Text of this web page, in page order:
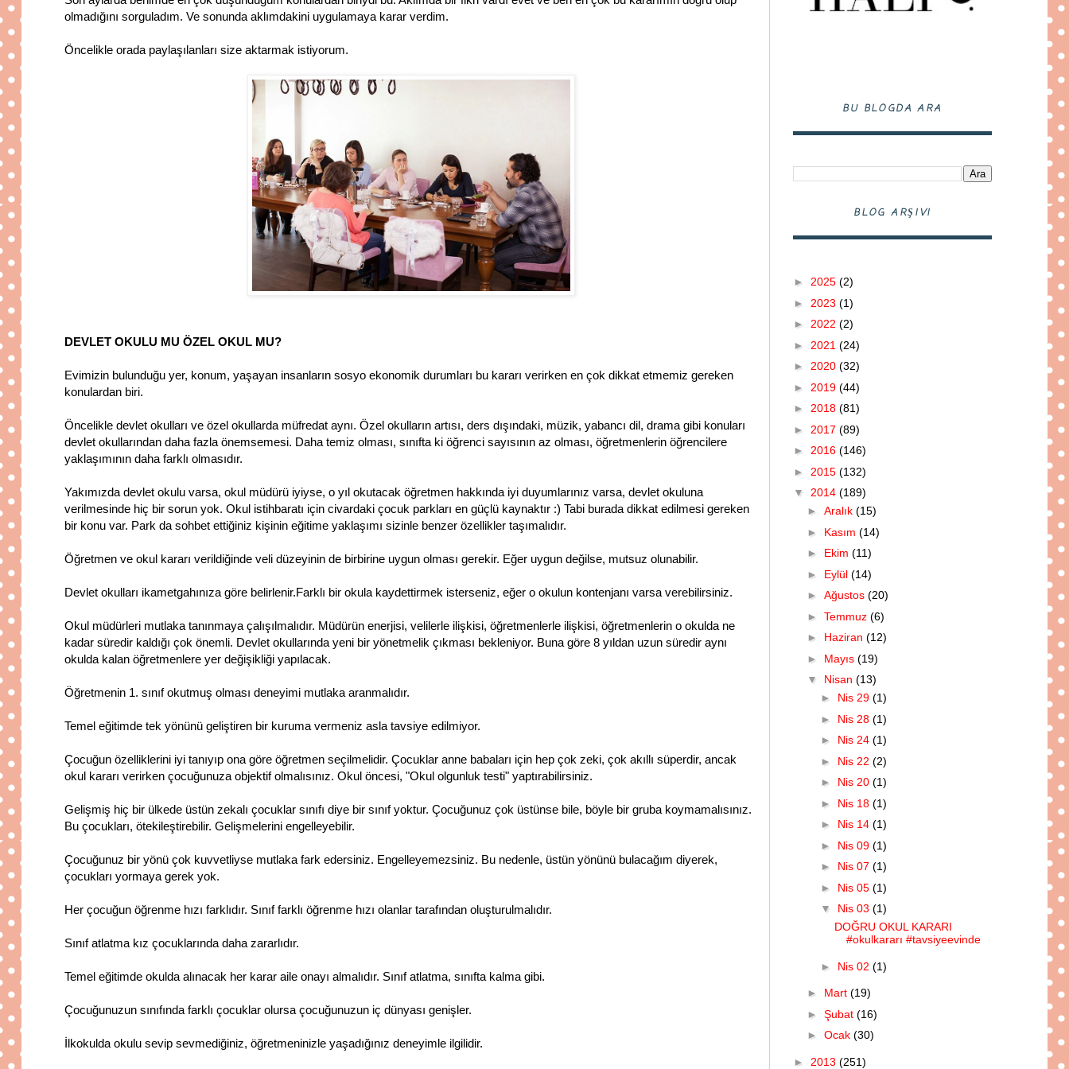
olmadığını sorguladım. Ve sonunda aklımdakini uygulamaya karar verdim.
Öncelikle orada paylaşılanları size aktarmak istiyorum.
DEVLET OKULU MU ÖZEL OKUL MU?
Evimizin bulunduğu yer, konum, yaşayan insanların sosyo ekonomik durumları bu kararı verirken en çok dikkat etmemiz gereken
konulardan biri.
Öncelikle devlet okulları ve özel okullarda müfredat aynı. Özel okulların artısı, ders dışındaki, müzik, yabancı dil, drama gibi konuları
devlet okullarından daha fazla önemsemesi. Daha temiz olması, sınıfta ki öğrenci sayısının az olması, öğretmenlerin öğrencilere
yaklaşımının daha farklı olmasıdır.
Yakımızda devlet okulu varsa, okul müdürü iyiyse, o yıl okutacak öğretmen hakkında iyi duyumlarınız varsa, devlet okuluna
verilmesinde hiç bir sorun yok. Okul istihbaratı için civardaki çocuk parkları en güçlü kaynaktır :) Tabi burada dikkat edilmesi gereken
bir konu var. Park da sohbet ettiğiniz kişinin eğitime yaklaşımı sizinle benzer özellikler taşımalıdır.
Öğretmen ve okul kararı verildiğinde veli düzeyinin de birbirine uygun olması gerekir. Eğer uygun değilse, mutsuz olunabilir.
Devlet okulları ikametgahınıza göre belirlenir.Farklı bir okula kaydettirmek isterseniz, eğer o okulun kontenjanı varsa verebilirsiniz.
Okul müdürleri mutlaka tanınmaya çalışılmalıdır. Müdürün enerjisi, velilerle ilişkisi, öğretmenlerle ilişkisi, öğretmenlerin o okulda ne
kadar süredir kaldığı çok önemli. Devlet okullarında yeni bir yönetmelik çıkması bekleniyor. Buna göre 8 yıldan uzun süredir aynı
okulda kalan öğretmenlere yer değişikliği yapılacak.
Öğretmenin 1. sınıf okutmuş olması deneyimi mutlaka aranmalıdır.
Temel eğitimde tek yönünü geliştiren bir kuruma vermeniz asla tavsiye edilmiyor.
Çocuğun özelliklerini iyi tanıyıp ona göre öğretmen seçilmelidir. Çocuklar anne babaları için hep çok zeki, çok akıllı süperdir, ancak
okul kararı verirken çocuğunuza objektif olmalısınız. Okul öncesi, "Okul olgunluk testi" yaptırabilirsiniz.
Gelişmiş hiç bir ülkede üstün zekalı çocuklar sınıfı diye bir sınıf yoktur. Çocuğunuz çok üstünse bile, böyle bir gruba koymamalısınız.
Bu çocukları, ötekileştirebilir. Gelişmelerini engelleyebilir.
Çocuğunuz bir yönü çok kuvvetliyse mutlaka fark edersiniz. Engelleyemezsiniz. Bu nedenle, üstün yönünü bulacağım diyerek,
çocukları yormaya gerek yok.
Her çocuğun öğrenme hızı farklıdır. Sınıf farklı öğrenme hızı olanlar tarafından oluşturulmalıdır.
Sınıf atlatma kız çocuklarında daha zararlıdır.
Temel eğitimde okulda alınacak her karar aile onayı almalıdır. Sınıf atlatma, sınıfta kalma gibi.
Çocuğunuzun sınıfında farklı çocuklar olursa çocuğunuzun iç dünyası genişler.
İlkokulda okulu sevip sevmediğiniz, öğretmeninizle yaşadığınız deneyimle ilgilidir.
BU BLOGDA ARA
BLOG ARŞIVI
► 2025 (2)
► 2023 (1)
► 2022 (2)
► 2021 (24)
► 2020 (32)
► 2019 (44)
► 2018 (81)
► 2017 (89)
► 2016 (146)
► 2015 (132)
▼ 2014 (189)
► Aralık (15)
► Kasım (14)
► Ekim (11)
► Eylül (14)
► Ağustos (20)
► Temmuz (6)
► Haziran (12)
► Mayıs (19)
▼ Nisan (13)
► Nis 29 (1)
► Nis 28 (1)
► Nis 24 (1)
► Nis 22 (2)
► Nis 20 (1)
► Nis 18 (1)
► Nis 14 (1)
► Nis 09 (1)
► Nis 07 (1)
► Nis 05 (1)
▼ Nis 03 (1)
DOĞRU OKUL KARARI
#okulkararı #tavsiyeevinde
► Nis 02 (1)
► Mart (19)
► Şubat (16)
► Ocak (30)
► 2013 (251)